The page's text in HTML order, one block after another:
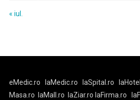
« iul.
eMedic.ro laMedic.ro laSpital.ro
Masa.ro
laMall.ro laZiar.ro laFirma.ro